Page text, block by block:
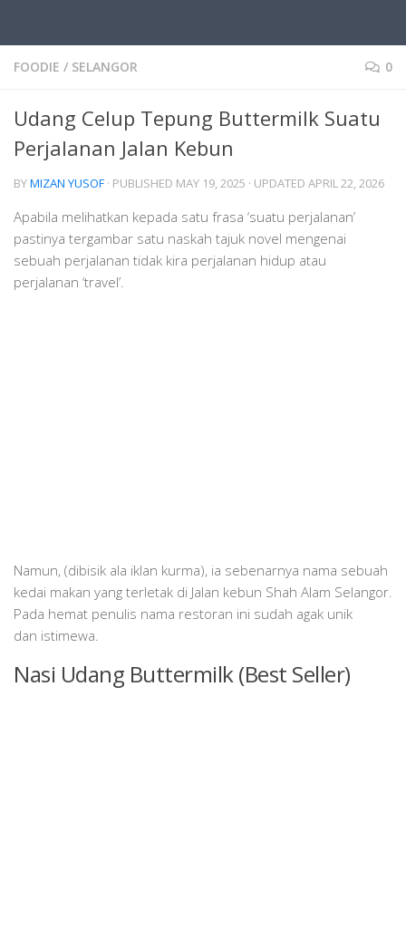
FOODIE / SELANGOR 0
Udang Celup Tepung Buttermilk Suatu
Perjalanan Jalan Kebun
BYMIZAN YUSOF · PUBLISHED MAY 19, 2025 · UPDATED APRIL 22, 2026
Apabila melihatkan kepada satu frasa ‘suatu perjalanan’
pastinya tergambar satu naskah tajuk novel mengenai
sebuah perjalanan tidak kira perjalanan hidup atau
perjalanan ‘travel’.
Namun, (dibisik ala iklan kurma), ia sebenarnya nama sebuah
kedai makan yang terletak di Jalan kebun Shah Alam Selangor.
Pada hemat penulis nama restoran ini sudah agak unik
dan istimewa.
Nasi Udang Buttermilk (Best Seller)